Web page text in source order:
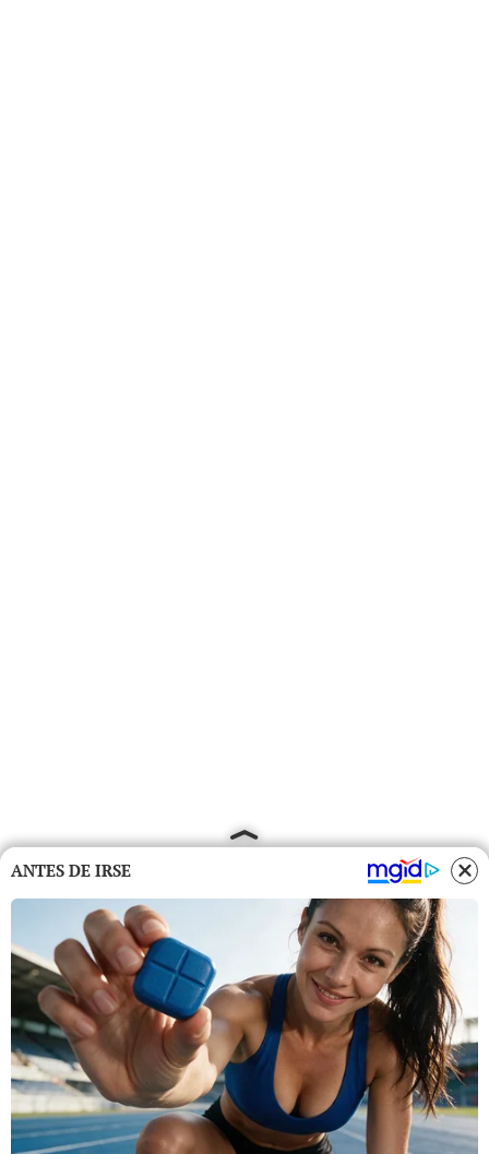
ANTES DE IRSE